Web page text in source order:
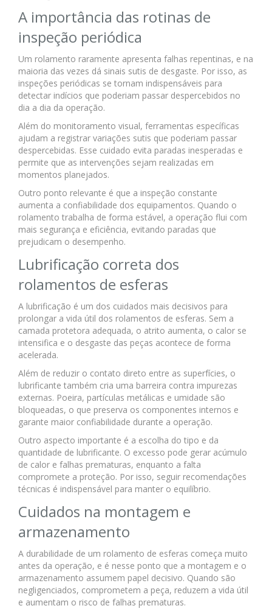
A importância das rotinas de
inspeção periódica
Um rolamento raramente apresenta falhas repentinas, e na
maioria das vezes dá sinais sutis de desgaste. Por isso, as
inspeções periódicas se tornam indispensáveis para
detectar indícios que poderiam passar despercebidos no
dia a dia da operação.
Além do monitoramento visual, ferramentas específicas
ajudam a registrar variações sutis que poderiam passar
despercebidas. Esse cuidado evita paradas inesperadas e
permite que as intervenções sejam realizadas em
momentos planejados.
Outro ponto relevante é que a inspeção constante
aumenta a confiabilidade dos equipamentos. Quando o
rolamento trabalha de forma estável, a operação flui com
mais segurança e eficiência, evitando paradas que
prejudicam o desempenho.
Lubrificação correta dos
rolamentos de esferas
A lubrificação é um dos cuidados mais decisivos para
prolongar a vida útil dos rolamentos de esferas. Sem a
camada protetora adequada, o atrito aumenta, o calor se
intensifica e o desgaste das peças acontece de forma
acelerada.
Além de reduzir o contato direto entre as superfícies, o
lubrificante também cria uma barreira contra impurezas
externas. Poeira, partículas metálicas e umidade são
bloqueadas, o que preserva os componentes internos e
garante maior confiabilidade durante a operação.
Outro aspecto importante é a escolha do tipo e da
quantidade de lubrificante. O excesso pode gerar acúmulo
de calor e falhas prematuras, enquanto a falta
compromete a proteção. Por isso, seguir recomendações
técnicas é indispensável para manter o equilíbrio.
Cuidados na montagem e
armazenamento
A durabilidade de um rolamento de esferas começa muito
antes da operação, e é nesse ponto que a montagem e o
armazenamento assumem papel decisivo. Quando são
negligenciados, comprometem a peça, reduzem a vida útil
e aumentam o risco de falhas prematuras.